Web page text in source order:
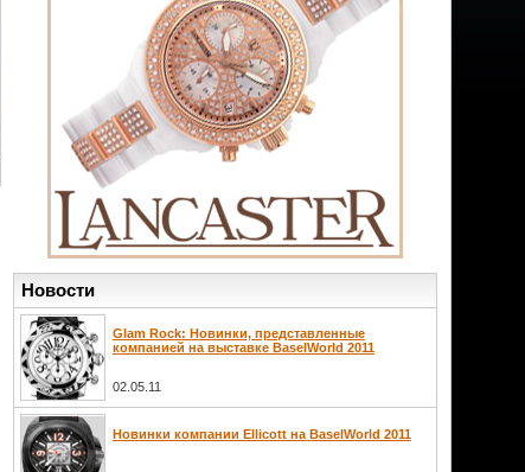
Новости
Glam Rock: Новинки, представленные
компанией на выставке BaselWorld 2011
02.05.11
Новинки компании Ellicott на BaselWorld 2011